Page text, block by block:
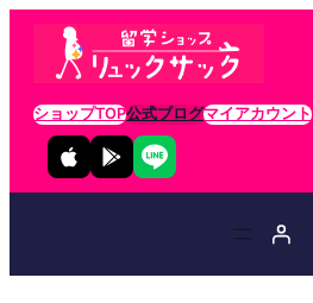
ショップTOP公式ブログマイアカウント